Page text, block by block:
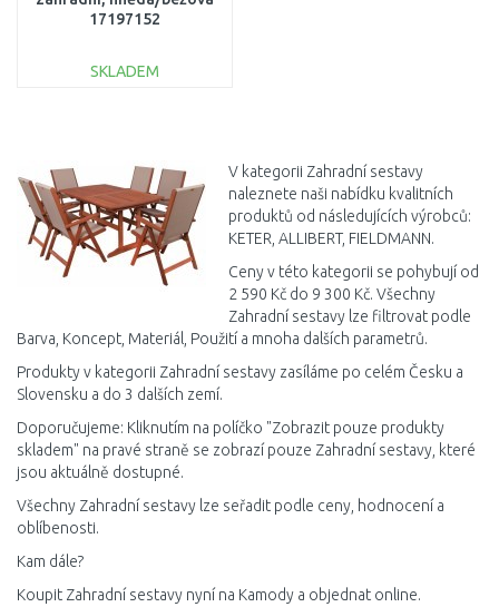
17197152
SKLADEM
V kategorii Zahradní sestavy
naleznete naši nabídku kvalitních
produktů od následujících výrobců:
KETER, ALLIBERT, FIELDMANN.
Ceny v této kategorii se pohybují od
2 590 Kč do 9 300 Kč. Všechny
Zahradní sestavy lze filtrovat podle
Barva, Koncept, Materiál, Použití a mnoha dalších parametrů.
Produkty v kategorii Zahradní sestavy zasíláme po celém Česku a
Slovensku a do 3 dalších zemí.
Doporučujeme: Kliknutím na políčko "Zobrazit pouze produkty
skladem" na pravé straně se zobrazí pouze Zahradní sestavy, které
jsou aktuálně dostupné.
Všechny Zahradní sestavy lze seřadit podle ceny, hodnocení a
oblíbenosti.
Kam dále?
Koupit Zahradní sestavy nyní na Kamody a objednat online.